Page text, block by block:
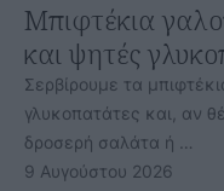
Μπιφτέκια
και ψητές
Σερβίρουμε τα
γλυκοπατάτες και, αν
δροσερή σαλάτα ή …
9 Αυγούστου 2026